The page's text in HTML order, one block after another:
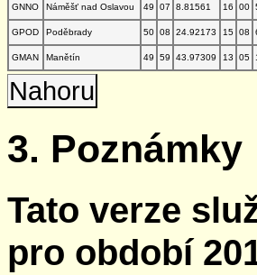
GNNO
Náměšť nad Oslavou 49 07 8.81561 16 00
GPOD
Poděbrady 50 08 24.92173 15 08
GMAN
Manětín 49 59 43.97309 13 05
Nahoru
3. Poznámky
Tato verze
pro období